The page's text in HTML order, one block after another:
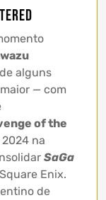
alguns
— com
of the
na
SaGa
Enix.
de